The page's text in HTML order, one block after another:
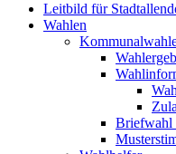
Leitbild für
Wahlen
Briefwahl